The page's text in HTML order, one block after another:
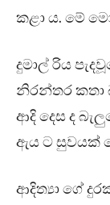
කළා ය. මේ
දුමාල් රිය
නිරන්තර කතා
ආදි දෙස ද
ඇය ට සුවයක්
ආදිත්‍යා ගේ